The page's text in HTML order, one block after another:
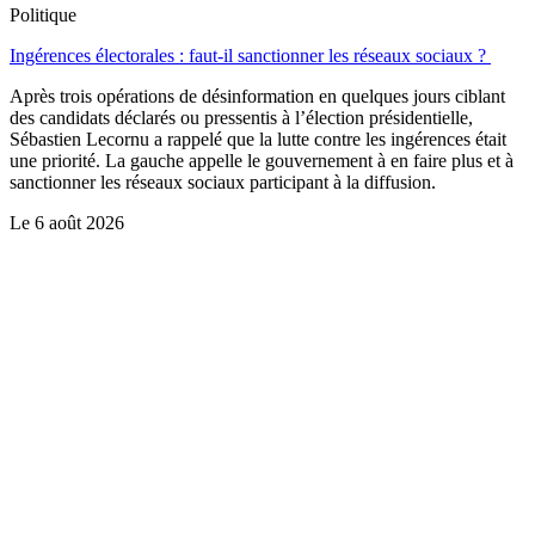
Politique
Ingérences électorales : faut-il sanctionner les réseaux sociaux ?
Après trois opérations de désinformation en quelques jours ciblant
des candidats déclarés ou pressentis à l’élection présidentielle,
Sébastien Lecornu a rappelé que la lutte contre les ingérences était
une priorité. La gauche appelle le gouvernement à en faire plus et à
sanctionner les réseaux sociaux participant à la diffusion.
Le 6 août 2026